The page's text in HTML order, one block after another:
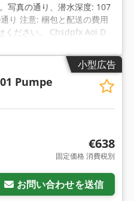
写真の通り、潜水深度: 107
り 注意: 梱包と配送の費用
ください。 Chsdpfx Aoi D
小型広告
Pumpe
€638
固定価格 消費税別
お問い合わせを送信